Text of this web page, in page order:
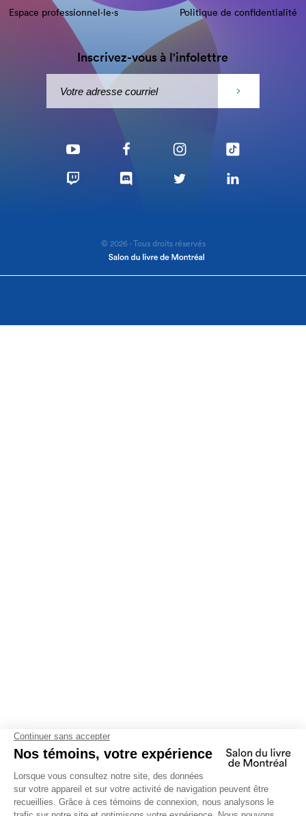
Espace professionnel·le⋅s
Politique de confidentialité
Inscrivez-vous à l'infolettre
© 2026 - Tous droits réservés